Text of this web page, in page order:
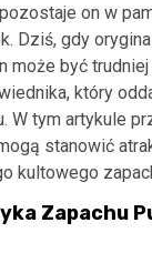
on w
Dziś, gdy
może być
który
W tym artykule
stanowić
kultowego
Zapachu